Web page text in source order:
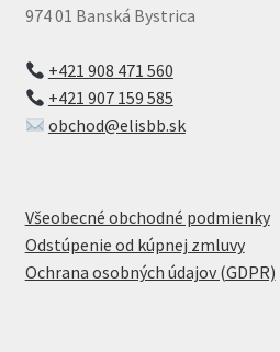
974 01 Banská Bystrica
+421 908 471 560
+421 907 159 585
obchod@elisbb.sk
Všeobecné obchodné podmienky
Odstúpenie od kúpnej zmluvy
Ochrana osobných údajov (GDPR)